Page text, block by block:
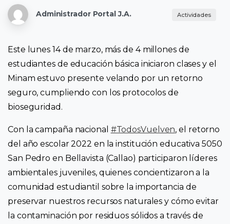
Administrador Portal J.A. Actividades
Este lunes 14 de marzo, más de 4 millones de
estudiantes de educación básica iniciaron clases y el
Minam estuvo presente velando por un retorno
seguro, cumpliendo con los protocolos de
bioseguridad.
Con la campaña nacional #TodosVuelven, el retorno
del año escolar 2022 en la institución educativa 5050
San Pedro en Bellavista (Callao) participaron líderes
ambientales juveniles, quienes concientizaron a la
comunidad estudiantil sobre la importancia de
preservar nuestros recursos naturales y cómo evitar
la contaminación por residuos sólidos a través de